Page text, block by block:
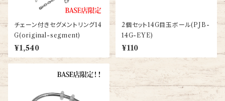
チェーン付きセグメントリング14
G(original-segment)
¥1,540
2個セット14G目玉ボール(PJB-
14G-EYE)
¥110